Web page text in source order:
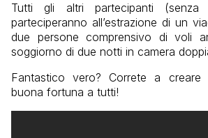
Tutti gli altri partecipanti
parteciperanno all’estrazione di un
due persone comprensivo di voli
soggiorno di due notti in camera
Fantastico vero? Correte a
buona fortuna a tutti!